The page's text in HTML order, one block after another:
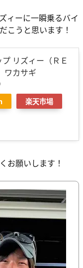
ィーに一瞬乗るバイ
こうと思います！
リズィー（ＲＥ
ワカサギ
楽天市場
お願いします！